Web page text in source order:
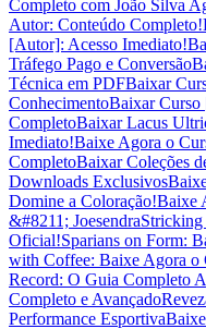
Completo com João Silva
Autor: Conteúdo Completo!
[Autor]: Acesso Imediato!
Tráfego Pago e Conversão
Técnica em PDFBaixar
ConhecimentoBaixar Curso
CompletoBaixar Lacus
Imediato!Baixe Agora o
CompletoBaixar Coleções
Downloads Exclusivos
Domine a Coloração!Baixe
&#8211; Joesendra
Oficial!Sparians on Form:
with Coffee: Baixe Agora o
Record: O Guia Completo
Completo e Avançado
Performance Esportiva